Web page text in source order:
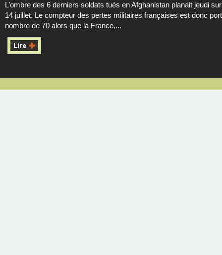
L’ombre des 6 derniers soldats tués en Afghanistan planait jeudi
14 juillet. Le compteur des pertes militaires françaises est donc
nombre de 70 alors que la France,...